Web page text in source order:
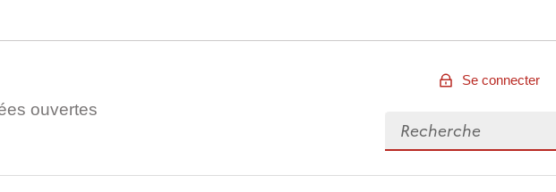
ouvertes
Se connecter
Rechercher des données